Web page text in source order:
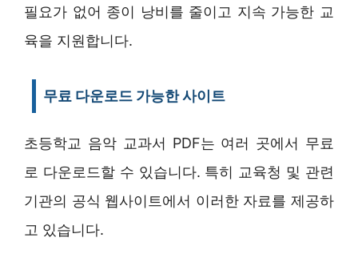
필요가 없어 종이 낭비를 줄이고 지속 가능한 교
육을 지원합니다.
무료 다운로드 가능한 사이트
초등학교 음악 교과서 PDF는 여러 곳에서 무료
로 다운로드할 수 있습니다. 특히 교육청 및 관련
기관의 공식 웹사이트에서 이러한 자료를 제공하
고 있습니다.